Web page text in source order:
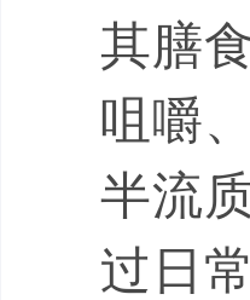
其膳
咀嚼
半流
过日